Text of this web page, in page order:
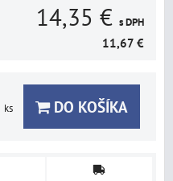
14,35 € s DPH
11,67 €
ks DO KOŠÍKA